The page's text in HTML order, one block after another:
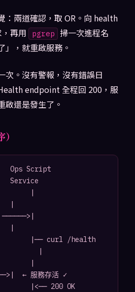
：兩道確認，取 OR。向 health
再用
pgrep 掃一次進程名
」，就重啟服務。
次。沒有警報，沒有錯誤日
endpoint 全程回 200，服
啟還是發生了。
Ops Script
Service
|
← 服務存活 ✓